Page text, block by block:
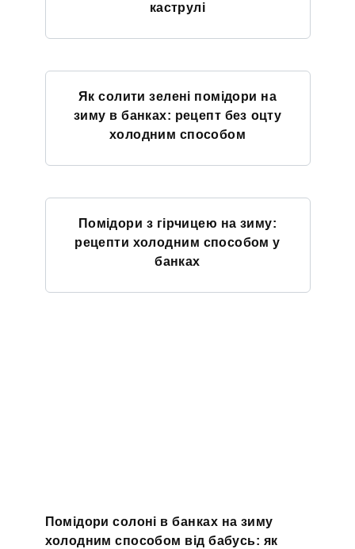
каструлі
Як солити зелені помідори на
зиму в банках: рецепт без оцту
холодним способом
Помідори з гірчицею на зиму:
рецепти холодним способом у
банках
Помідори солоні в банках на зиму
холодним способом від бабусь: як